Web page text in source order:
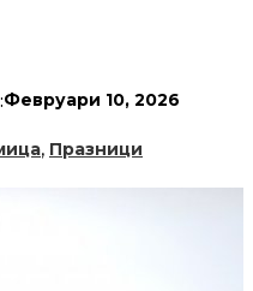
Февруари 10, 2026
, Празници